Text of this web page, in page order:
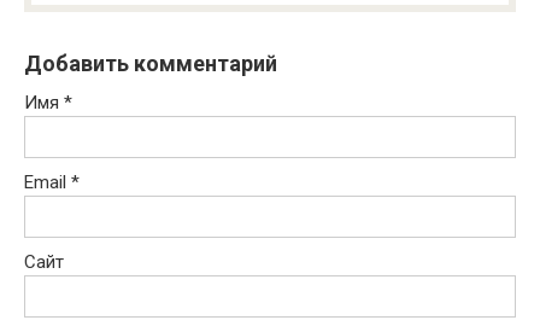
Добавить комментарий
Имя *
Email *
Сайт